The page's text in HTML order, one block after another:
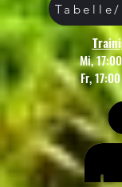
Mi,
Fr,